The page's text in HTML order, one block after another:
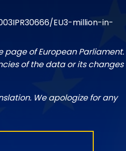
EU3-million-in-
of European Parliament.
of the data or its changes
We apologize for any